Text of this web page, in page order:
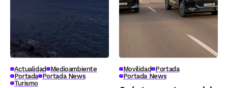
Actualidad Medioambiente
Portada Portada News
Turismo
Movilidad Portada
Portada News